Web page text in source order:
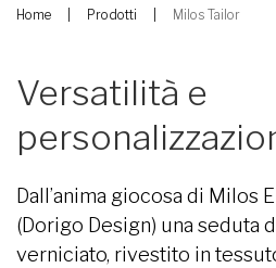
Home Prodotti Milos Tailor
Versatilità e
Dall’anima giocosa di Milos
(Dorigo Design) una seduta
verniciato, rivestito in